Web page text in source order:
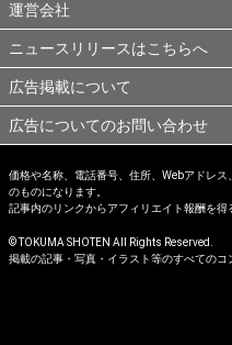
運営会社
ニュースリリースはこちらへ
広告掲載について
広告についてのお問い合わせ
価格や名称、電話番号、住所、Webアドレ
のものになります。
記事内のリンクからアフィリエイト報酬を得
© TOKUMA SHOTEN All Rights Reserved.
掲載の記事・写真・イラスト等のすべてのコ